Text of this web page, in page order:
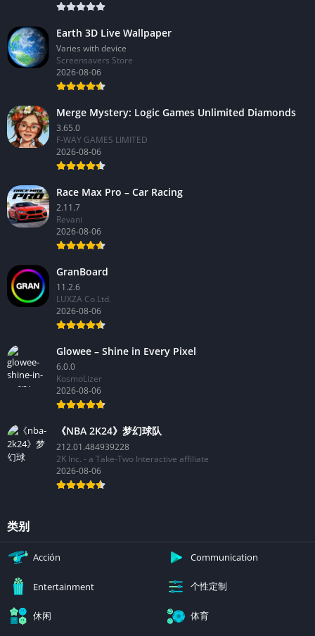
Earth 3D Live Wallpaper
Varies with device
Screensavers Store
2026-08-06
Merge Mystery: Logic Games Unlimited Diamonds
3.65.0
F-WAY GAMES LIMITED
2026-08-06
Race Max Pro – Car Racing
2.11.7
Revani
2026-08-06
GranBoard
11.2.6
LUXZA Co.Ltd.
2026-08-06
Glowee – Shine in Every Pixel
6.0.0
KosmoLizer
2026-08-06
《NBA 2K24》梦幻球队
212.01.484939228
2K Inc. - a Take-Two Interactive affiliate
2026-08-06
类别
Acción Communication
Entertainment 个性定制
休闲 体育